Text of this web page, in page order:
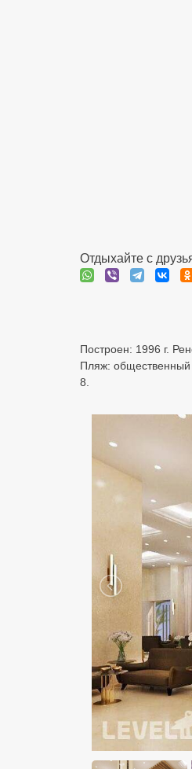
Отдыхайте с
Построен: 1996 г.
Пляж: общественный
8.